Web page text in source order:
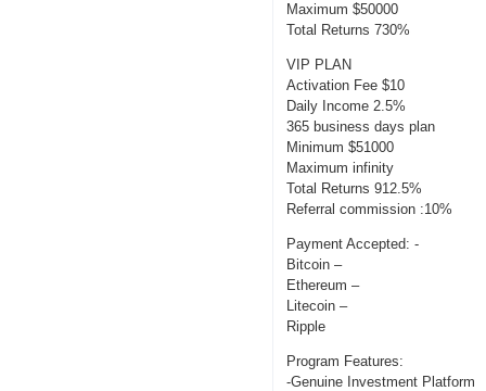
Maximum $50000
Total Returns 730%
VIP PLAN
Activation Fee $10
Daily Income 2.5%
365 business days plan
Minimum $51000
Maximum infinity
Total Returns 912.5%
Referral commission :10%
Payment Accepted: -
Bitcoin –
Ethereum –
Litecoin –
Ripple
Program Features:
-Genuine Investment Platform